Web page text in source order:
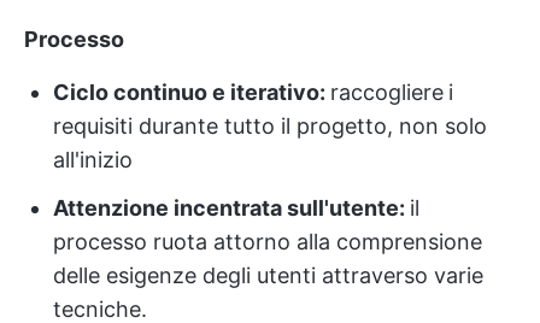
Processo
Ciclo continuo e iterativo: raccogliere i
requisiti durante tutto il progetto, non solo
all'inizio
Attenzione incentrata sull'utente: il
processo ruota attorno alla comprensione
delle esigenze degli utenti attraverso varie
tecniche.